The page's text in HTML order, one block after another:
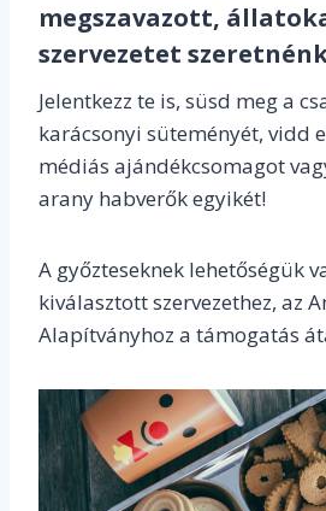
megszavazott,
szervezetet
Jelentkezz te is, süsd meg a
karácsonyi süteményét, vidd
médiás ajándékcsomagot
arany habverők egyikét!
A győzteseknek lehetőségük
kiválasztott szervezethez, az
Alapítványhoz a támogatás